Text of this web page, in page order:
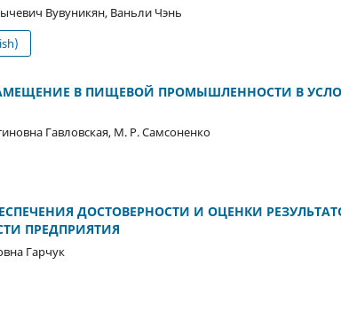
Вувуникян, Ваньли Чэнь
В ПИЩЕВОЙ ПРОМЫШЛЕННОСТИ В
Гавловская, М. Р. Самсоненко
ДОСТОВЕРНОСТИ И ОЦЕНКИ
ПРЕДПРИЯТИЯ
Гарчук